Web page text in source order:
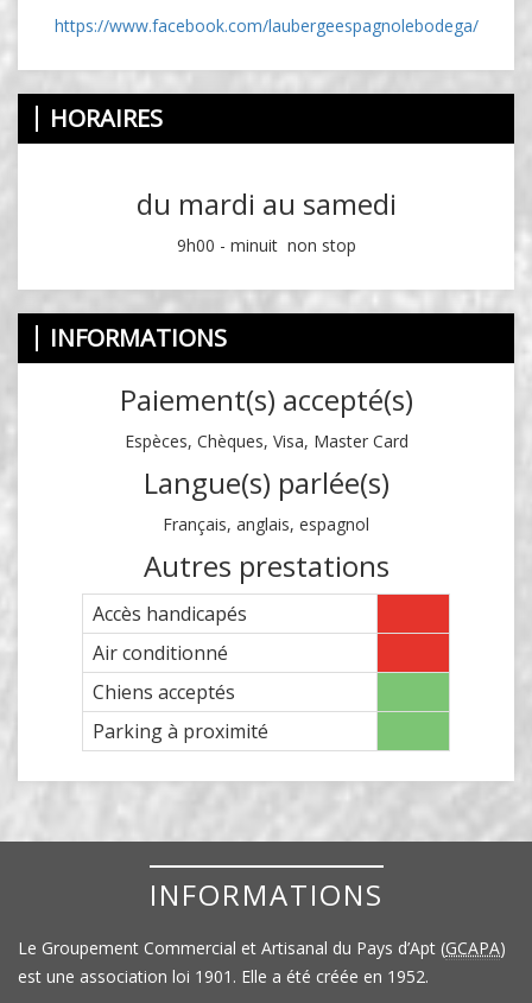
https://www.facebook.com/laubergeespagnolebodega/
HORAIRES
du mardi au samedi
9h00 - minuit non stop
INFORMATIONS
Paiement(s) accepté(s)
Espèces, Chèques, Visa, Master Card
Langue(s) parlée(s)
Français, anglais, espagnol
Autres prestations
Accès handicapés
Air conditionné
Chiens acceptés
Parking à proximité
INFORMATIONS
Le Groupement Commercial et Artisanal du Pays d’Apt (GCAPA)
est une association loi 1901. Elle a été créée en 1952.